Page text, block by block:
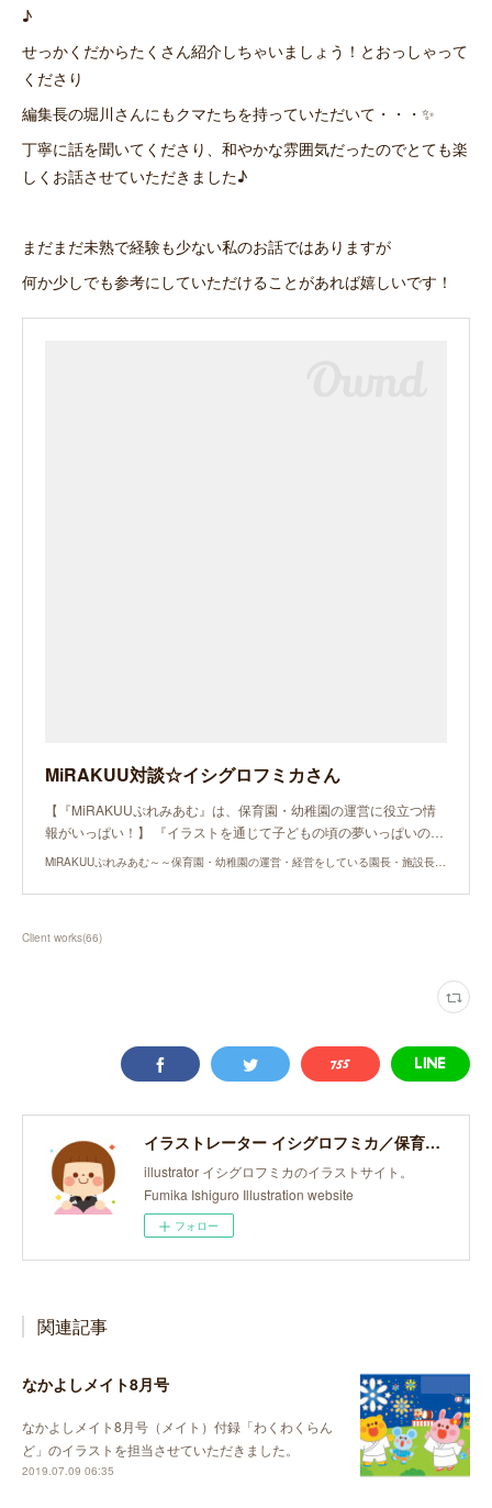
♪
せっかくだからたくさん紹介しちゃいましょう！とおっしゃって
くださり
編集長の堀川さんにもクマたちを持っていただいて・・・✨
丁寧に話を聞いてくださり、和やかな雰囲気だったのでとても楽
しくお話させていただきました♪
まだまだ未熟で経験も少ない私のお話ではありますが
何か少しでも参考にしていただけることがあれば嬉しいです！
MiRAKUU対談☆イシグロフミカさん
【『MiRAKUUぷれみあむ』は、保育園・幼稚園の運営に役立つ情
報がいっぱい！】 『イラストを通じて子どもの頃の夢いっぱいの…
MiRAKUUぷれみあむ～～保育園・幼稚園の運営・経営をしている園長・施設長の「欲しい！」がある
Client works(66)
イラストレーター イシグロフミカ／保育・子どものイラスト
illustrator イシグロフミカのイラストサイト。
Fumika Ishiguro Illustration website
フォロー
関連記事
なかよしメイト8月号
なかよしメイト8月号（メイト）付録「わくわくらん
ど」のイラストを担当させていただきました。
2019.07.09 06:35